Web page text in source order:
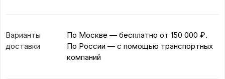
Варианты
доставки
По Москве — бесплатно от 150 000 ₽.
По России — с помощью транспортных
компаний